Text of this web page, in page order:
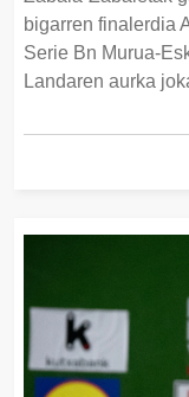
bigarren finalerdia
Serie Bn Murua-
Landaren aurka